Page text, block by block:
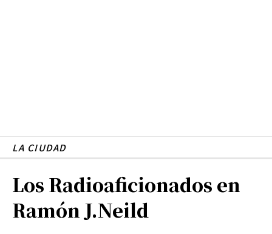
LA CIUDAD
Los Radioaficionados en
Ramón J.Neild